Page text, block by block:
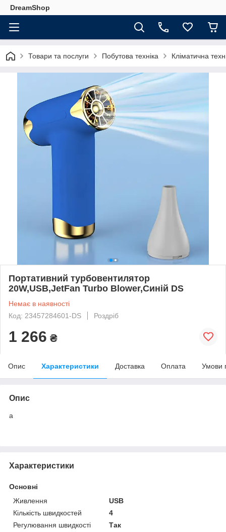
DreamShop
Товари та послуги Побутова техніка Кліматична
Портативний турбовентилятор
20W,USB,JetFan Turbo Blower,Синій DS
Немає в наявності
Код: 23457284601-DS
Роздріб
1 266 ₴
Опис Характеристики Доставка Оплата Умови
Опис
а
Характеристики
Основні
Живлення
USB
Кількість швидкостей
4
Регулювання швидкості
Так